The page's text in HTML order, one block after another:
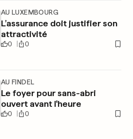
AU LUXEMBOURG
L’assurance doit justifier son
attractivité
0 0
AU FINDEL
Le foyer pour sans-abri
ouvert avant l'heure
0 0